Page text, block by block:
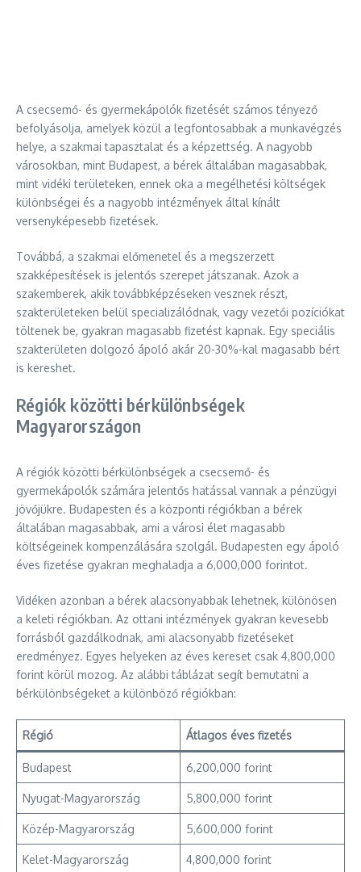
A csecsemő- és gyermekápolók fizetését számos tényező
befolyásolja, amelyek közül a legfontosabbak a munkavégzés
helye, a szakmai tapasztalat és a képzettség. A nagyobb
városokban, mint Budapest, a bérek általában magasabbak,
mint vidéki területeken, ennek oka a megélhetési költségek
különbségei és a nagyobb intézmények által kínált
versenyképesebb fizetések.
Továbbá, a szakmai előmenetel és a megszerzett
szakképesítések is jelentős szerepet játszanak. Azok a
szakemberek, akik továbbképzéseken vesznek részt,
szakterületeken belül specializálódnak, vagy vezetői pozíciókat
töltenek be, gyakran magasabb fizetést kapnak. Egy speciális
szakterületen dolgozó ápoló akár 20-30%-kal magasabb bért
is kereshet.
Régiók közötti bérkülönbségek
Magyarországon
A régiók közötti bérkülönbségek a csecsemő- és
gyermekápolók számára jelentős hatással vannak a pénzügyi
jövőjükre. Budapesten és a központi régiókban a bérek
általában magasabbak, ami a városi élet magasabb
költségeinek kompenzálására szolgál. Budapesten egy ápoló
éves fizetése gyakran meghaladja a 6,000,000 forintot.
Vidéken azonban a bérek alacsonyabbak lehetnek, különösen
a keleti régiókban. Az ottani intézmények gyakran kevesebb
forrásból gazdálkodnak, ami alacsonyabb fizetéseket
eredményez. Egyes helyeken az éves kereset csak 4,800,000
forint körül mozog. Az alábbi táblázat segít bemutatni a
bérkülönbségeket a különböző régiókban:
Régió Átlagos éves fizetés
Budapest 6,200,000 forint
Nyugat-Magyarország 5,800,000 forint
Közép-Magyarország 5,600,000 forint
Kelet-Magyarország 4,800,000 forint